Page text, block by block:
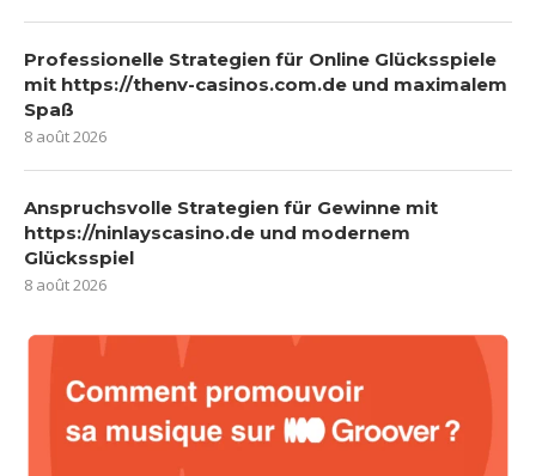
Professionelle Strategien für Online Glücksspiele
mit https://thenv-casinos.com.de und maximalem
Spaß
8 août 2026
Anspruchsvolle Strategien für Gewinne mit
https://ninlayscasino.de und modernem
Glücksspiel
8 août 2026